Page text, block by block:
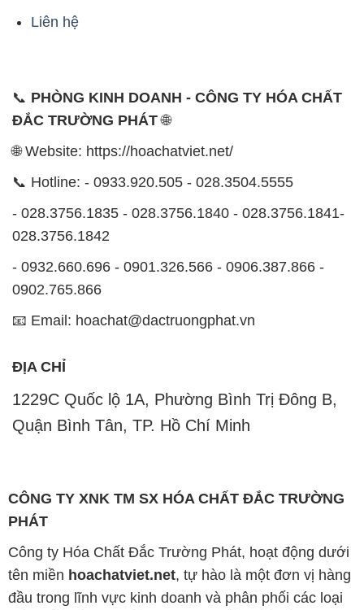
Liên hệ
📞 PHÒNG KINH DOANH - CÔNG TY HÓA CHẤT
ĐẮC TRƯỜNG PHÁT🌐
🌐 Website: https://hoachatviet.net/
📞 Hotline: - 0933.920.505 - 028.3504.5555
- 028.3756.1835 - 028.3756.1840 - 028.3756.1841-
028.3756.1842
- 0932.660.696 - 0901.326.566 - 0906.387.866 -
0902.765.866
📧 Email: hoachat@dactruongphat.vn
ĐỊA CHỈ
1229C Quốc lộ 1A, Phường Bình Trị Đông B,
Quận Bình Tân, TP. Hồ Chí Minh
CÔNG TY XNK TM SX HÓA CHẤT ĐẮC TRƯỜNG
PHÁT
Công ty Hóa Chất Đắc Trường Phát, hoạt động dưới
tên miền hoachatviet.net, tự hào là một đơn vị hàng
đầu trong lĩnh vực kinh doanh và phân phối các loại